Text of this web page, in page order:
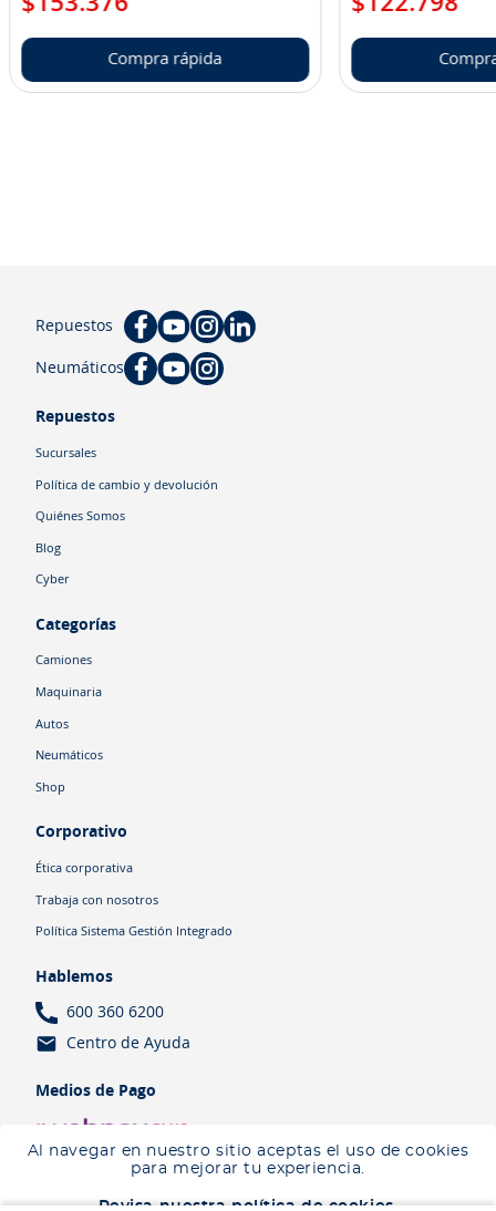
Al navegar en nuestro sitio aceptas el uso de cookies
para mejorar tu experiencia.
Revisa nuestra política de cookies.
Compra rápida
Repuestos
Neumáticos
Repuestos
Sucursales
Política de cambio y devolución
Quiénes Somos
Blog
Cyber
Categorías
Camiones
Maquinaria
Autos
Neumáticos
Shop
Corporativo
Ética corporativa
Trabaja con nosotros
Política Sistema Gestión Integrado
Hablemos
600 360 6200
Centro de Ayuda
Medios de Pago